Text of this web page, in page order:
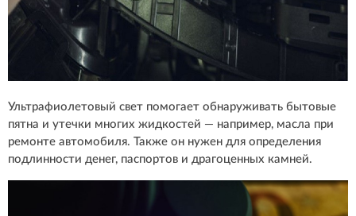
Ультрафиолетовый свет помогает обнаруживать бытовые
пятна и утечки многих жидкостей — например, масла при
ремонте автомобиля. Также он нужен для определения
подлинности денег, паспортов и драгоценных камней.